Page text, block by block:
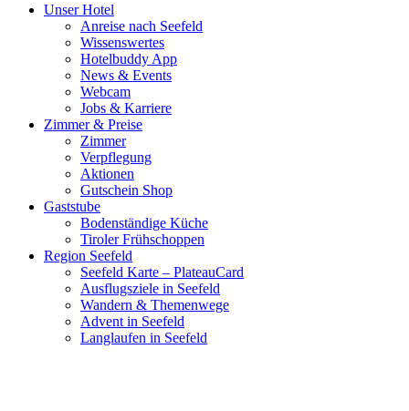
Unser Hotel
Anreise nach Seefeld
Wissenswertes
Hotelbuddy App
News & Events
Webcam
Jobs & Karriere
Zimmer & Preise
Zimmer
Verpflegung
Aktionen
Gutschein Shop
Gaststube
Bodenständige Küche
Tiroler Frühschoppen
Region Seefeld
Seefeld Karte – PlateauCard
Ausflugsziele in Seefeld
Wandern & Themenwege
Advent in Seefeld
Langlaufen in Seefeld